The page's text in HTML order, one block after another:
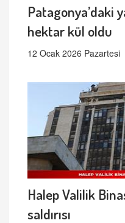
Patagonya’daki
hektar kül oldu
12 Ocak 2026 Pazartesi
Halep Valilik
saldırısı